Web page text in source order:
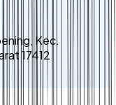
Kec.
17412